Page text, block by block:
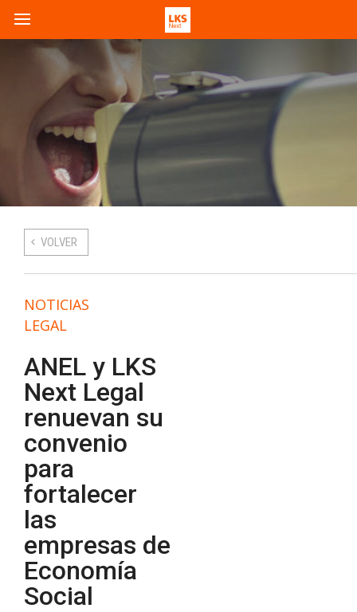
VOLVER
NOTICIAS
LEGAL
ANEL y LKS
Next Legal
renuevan su
convenio
para
fortalecer
las
empresas de
Economía
Social